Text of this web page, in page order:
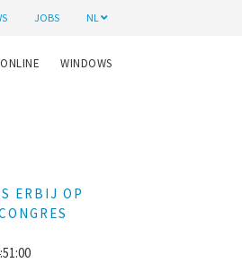
JOBS NL
ONLINE WINDOWS
ERBIJ OP